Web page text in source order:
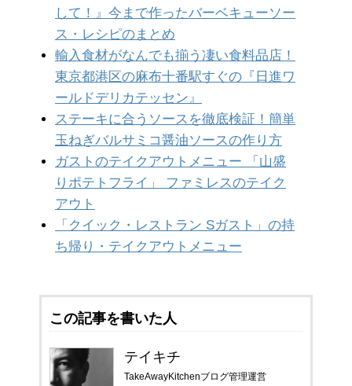
して！』今まで作ったバーベキューソー
ス・レシピのまとめ
輸入食材がなんでも揃う凄い食料品店！
東京都港区の麻布十番駅すぐの『日進ワ
ールドデリカテッセン』
ステーキに合うソースを徹底検証！簡単
玉ねぎバルサミコ醤油ソースの作り方
ガストのテイクアウトメニュー 「山盛
りポテトフライ」 ファミレスのテイク
アウト
「クイック・レストラン Sガスト」の持
ち帰り・テイクアウトメニュー
この記事を書いた人
テイキチ
TakeAwayKitchenブログ管理運営